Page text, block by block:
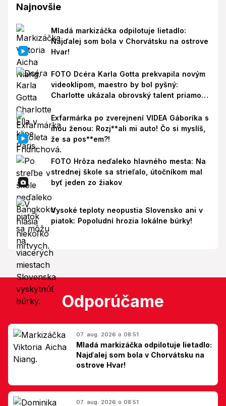
Najnovšie
Mladá markizáčka odpilotuje lietadlo:
Najďalej som bola v Chorvátsku na ostrove
Hvar!
FOTO Dcéra Karla Gotta prekvapila novým
videoklipom, maestro by bol pyšný:
Charlotte ukázala obrovský talent priamo v
Exfarmárka po zverejnení VIDEA Gáboríka s
inou ženou: Rozj**ali mi auto! Čo si myslíš,
že sa pos**em?!
FOTO Hrôza neďaleko hlavného mesta: Na
strednej škole sa strieľalo, útočníkom mal
byť jeden zo žiakov
Vysoké teploty neopustia Slovensko ani v
piatok: Popoludní hrozia lokálne búrky!
Odporúčame
07. aug. 2026 o 08:51
Mladá markizáčka odpilotuje lietadlo:
Najďalej som bola v Chorvátsku na
ostrove Hvar!
07. aug. 2026 o 08:51